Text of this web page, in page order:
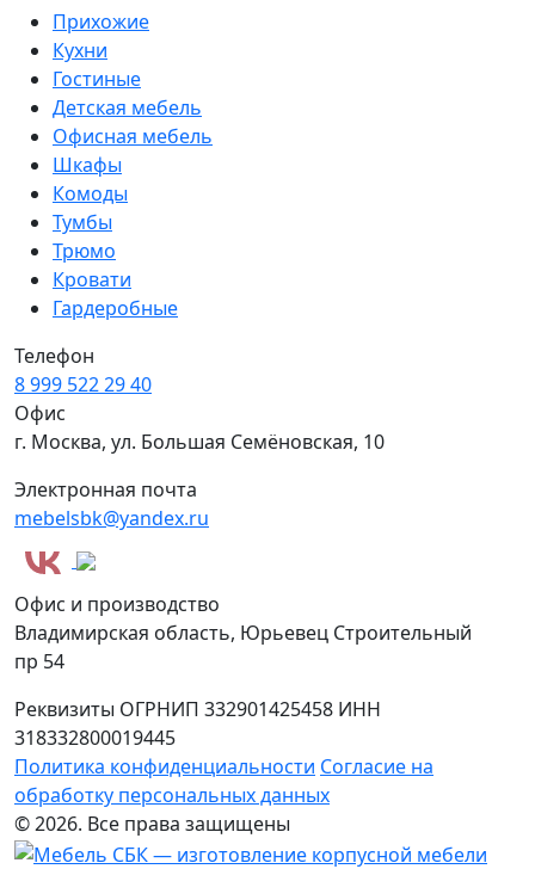
Прихожие
Кухни
Гостиные
Детская мебель
Офисная мебель
Шкафы
Комоды
Тумбы
Трюмо
Кровати
Гардеробные
Телефон
8 999 522 29 40
Офис
г. Москва, ул. Большая Семёновская, 10
Электронная почта
mebelsbk@yandex.ru
Офис и производство
Владимирская область, Юрьевец Строительный
пр 54
Реквизиты ОГРНИП 332901425458 ИНН
318332800019445
Политика конфиденциальности Согласие на
обработку персональных данных
© 2026. Все права защищены